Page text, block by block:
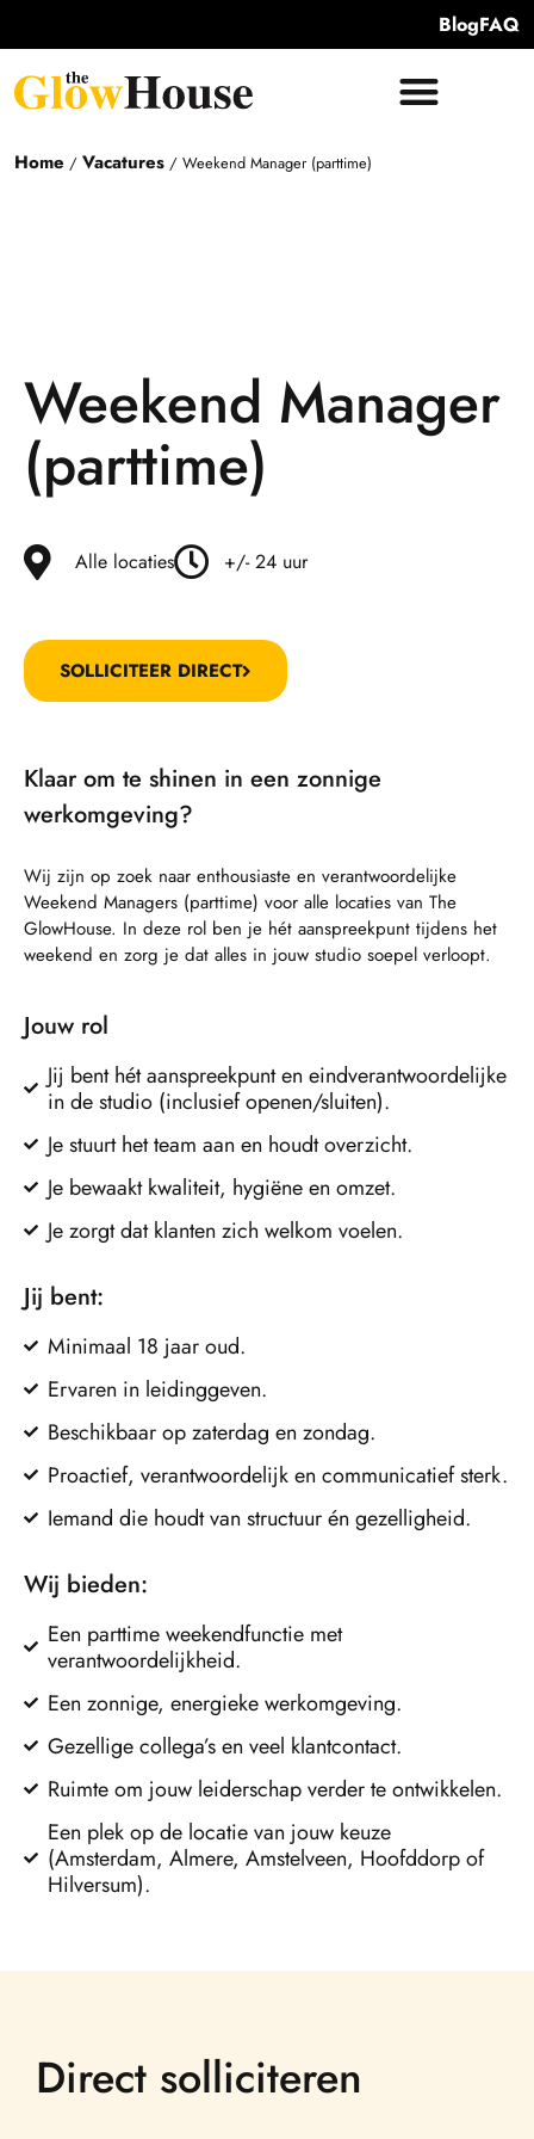
BlogFAQ
Home / Vacatures / Weekend Manager (parttime)
Weekend Manager
(parttime)
Alle locaties +/- 24 uur
SOLLICITEER DIRECT
Klaar om te shinen in een zonnige
werkomgeving?
Wij zijn op zoek naar enthousiaste en verantwoordelijke
Weekend Managers (parttime) voor alle locaties van The
GlowHouse. In deze rol ben je hét aanspreekpunt tijdens het
weekend en zorg je dat alles in jouw studio soepel verloopt.
Jouw rol
Jij bent hét aanspreekpunt en eindverantwoordelijke
in de studio (inclusief openen/sluiten).
Je stuurt het team aan en houdt overzicht.
Je bewaakt kwaliteit, hygiëne en omzet.
Je zorgt dat klanten zich welkom voelen.
Jij bent:
Minimaal 18 jaar oud.
Ervaren in leidinggeven.
Beschikbaar op zaterdag en zondag.
Proactief, verantwoordelijk en communicatief sterk.
Iemand die houdt van structuur én gezelligheid.
Wij bieden:
Een parttime weekendfunctie met
verantwoordelijkheid.
Een zonnige, energieke werkomgeving.
Gezellige collega’s en veel klantcontact.
Ruimte om jouw leiderschap verder te ontwikkelen.
Een plek op de locatie van jouw keuze
(Amsterdam, Almere, Amstelveen, Hoofddorp of
Hilversum).
Direct solliciteren